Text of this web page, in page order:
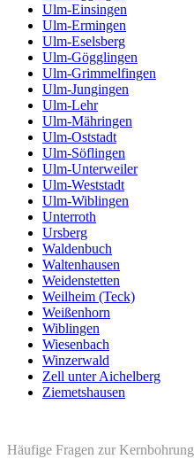
Ulm-Einsingen
Ulm-Ermingen
Ulm-Eselsberg
Ulm-Gögglingen
Ulm-Grimmelfingen
Ulm-Jungingen
Ulm-Lehr
Ulm-Mähringen
Ulm-Oststadt
Ulm-Söflingen
Ulm-Unterweiler
Ulm-Weststadt
Ulm-Wiblingen
Unterroth
Ursberg
Waldenbuch
Waltenhausen
Weidenstetten
Weilheim (Teck)
Weißenhorn
Wiblingen
Wiesenbach
Winzerwald
Zell unter Aichelberg
Ziemetshausen
Häufige Fragen zur Kernbohrung